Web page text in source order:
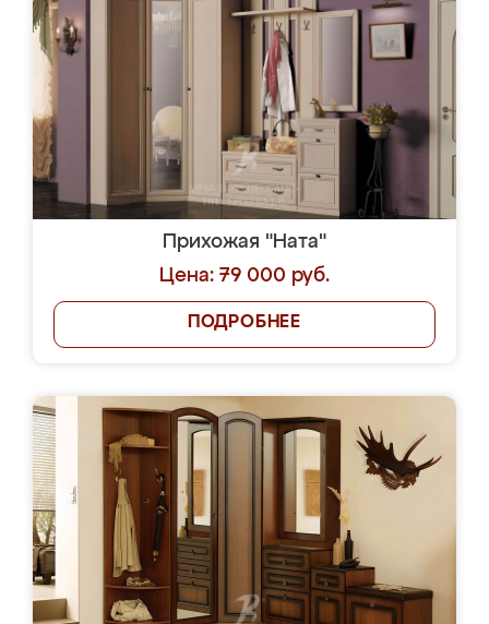
Прихожая "Ната"
Цена: 79 000 руб.
ПОДРОБНЕЕ